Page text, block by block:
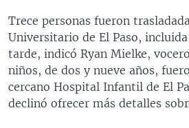
Trece personas fueron
Universitario de El Paso,
tarde, indicó Ryan Mielke,
niños, de dos y nueve años,
cercano Hospital Infantil de El
declinó ofrecer más detalles